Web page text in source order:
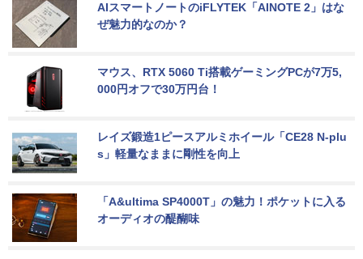
AIスマートノートのiFLYTEK「AINOTE 2」はな
ぜ魅力的なのか？
マウス、RTX 5060 Ti搭載ゲーミングPCが7万5,
000円オフで30万円台！
レイズ鍛造1ピースアルミホイール「CE28 N-plu
s」軽量なままに剛性を向上
「A&ultima SP4000T」の魅力！ポケットに入る
オーディオの醍醐味